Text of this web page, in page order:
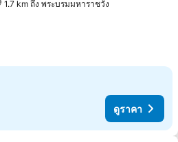
1.7 km ถึง พระบรมมหาราชวัง
ดูราคา